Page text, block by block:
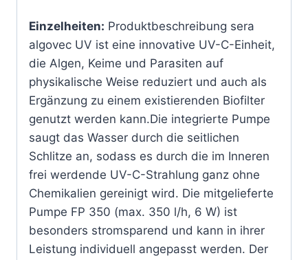
Einzelheiten: Produktbeschreibung sera
algovec UV ist eine innovative UV-C-Einheit,
die Algen, Keime und Parasiten auf
physikalische Weise reduziert und auch als
Ergänzung zu einem existierenden Biofilter
genutzt werden kann.Die integrierte Pumpe
saugt das Wasser durch die seitlichen
Schlitze an, sodass es durch die im Inneren
frei werdende UV-C-Strahlung ganz ohne
Chemikalien gereinigt wird. Die mitgelieferte
Pumpe FP 350 (max. 350 l/h, 6 W) ist
besonders stromsparend und kann in ihrer
Leistung individuell angepasst werden. Der